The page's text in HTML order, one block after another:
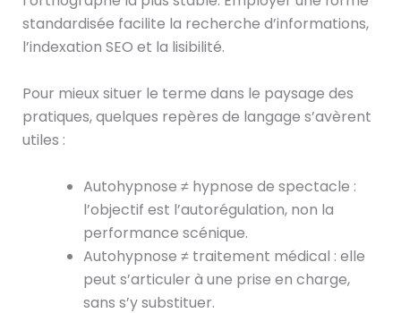
standardisée facilite la recherche d’informations,
l’indexation SEO et la lisibilité.
Pour mieux situer le terme dans le paysage des
pratiques, quelques repères de langage s’avèrent
utiles :
Autohypnose ≠ hypnose de spectacle :
l’objectif est l’autorégulation, non la
performance scénique.
Autohypnose ≠ traitement médical : elle
peut s’articuler à une prise en charge,
sans s’y substituer.